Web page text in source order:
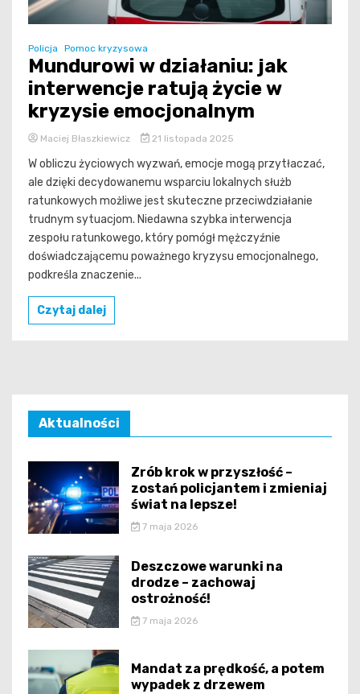
Policja Pomoc kryzysowa
Mundurowi w działaniu: jak
interwencje ratują życie w
kryzysie emocjonalnym
Maciej Błaszkiewicz 21 listopada 2025
W obliczu życiowych wyzwań, emocje mogą przytłaczać,
ale dzięki decydowanemu wsparciu lokalnych służb
ratunkowych możliwe jest skuteczne przeciwdziałanie
trudnym sytuacjom. Niedawna szybka interwencja
zespołu ratunkowego, który pomógł mężczyźnie
doświadczającemu poważnego kryzysu emocjonalnego,
podkreśla znaczenie...
Czytaj dalej
Aktualności
Zrób krok w przyszłość –
zostań policjantem i zmieniaj
świat na lepsze!
7 maja 2026
Deszczowe warunki na
drodze – zachowaj
ostrożność!
7 maja 2026
Mandat za prędkość, a potem
wypadek z drzewem